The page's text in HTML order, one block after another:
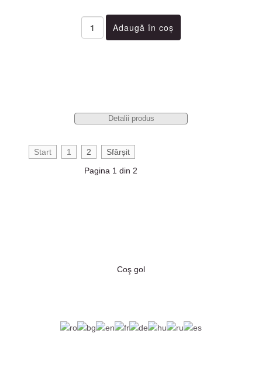
Detalii produs
Start 1 2
Sfârșit
Pagina 1 din 2
Coş gol